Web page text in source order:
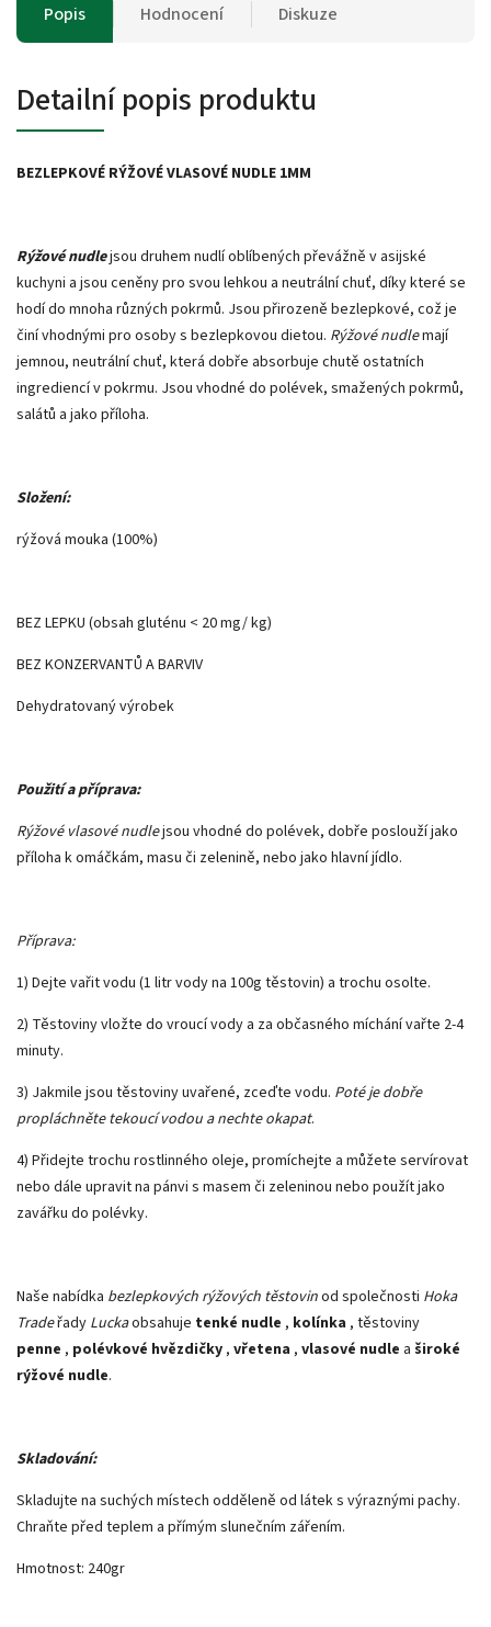
Popis Hodnocení Diskuze
Detailní popis produktu
BEZLEPKOVÉ RÝŽOVÉ VLASOVÉ NUDLE 1MM
Rýžové nudlejsou druhem nudlí oblíbených převážně v asijské
kuchyni a jsou ceněny pro svou lehkou a neutrální chuť, díky které se
hodí do mnoha různých pokrmů. Jsou přirozeně bezlepkové, což je
činí vhodnými pro osoby s bezlepkovou dietou. Rýžové nudlemají
jemnou, neutrální chuť, která dobře absorbuje chutě ostatních
ingrediencí v pokrmu. Jsou vhodné do polévek, smažených pokrmů,
salátů a jako příloha.
Složení:
rýžová mouka (100%)
BEZ LEPKU (obsah gluténu < 20 mg/ kg)
BEZ KONZERVANTŮ A BARVIV
Dehydratovaný výrobek
Použití a příprava:
Rýžové vlasové nudlejsou vhodné do polévek, dobře poslouží jako
příloha k omáčkám, masu či zelenině, nebo jako hlavní jídlo.
Příprava:
1) Dejte vařit vodu (1 litr vody na 100g těstovin) a trochu osolte.
2) Těstoviny vložte do vroucí vody a za občasného míchání vařte 2-4
minuty.
3) Jakmile jsou těstoviny uvařené, zceďte vodu. Poté je dobře
propláchněte tekoucí vodou a nechte okapat.
4) Přidejte trochu rostlinného oleje, promíchejte a můžete servírovat
nebo dále upravit na pánvi s masem či zeleninou nebo použít jako
zavářku do polévky.
Naše nabídka bezlepkových rýžových těstovinod společnosti Hoka
Tradeřady Luckaobsahuje tenké nudle , kolínka , těstoviny
penne , polévkové hvězdičky , vřetena , vlasové nudle a široké
rýžové nudle.
Skladování:
Skladujte na suchých místech odděleně od látek s výraznými pachy.
Chraňte před teplem a přímým slunečním zářením.
Hmotnost: 240gr